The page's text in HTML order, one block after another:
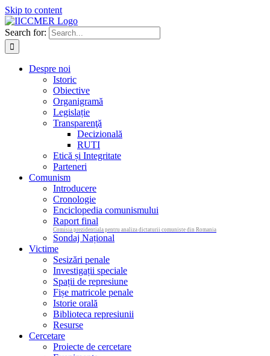
Skip to content
Search for:
Despre noi
Istoric
Obiective
Organigramă
Legislație
Transparenţă
Decizională
RUTI
Etică și Integritate
Parteneri
Comunism
Introducere
Cronologie
Enciclopedia comunismului
Raport final
Comisia prezidentiala pentru analiza dictaturii comuniste din Romania
Sondaj Național
Victime
Sesizări penale
Investigații speciale
Spații de represiune
Fișe matricole penale
Istorie orală
Biblioteca represiunii
Resurse
Cercetare
Proiecte de cercetare